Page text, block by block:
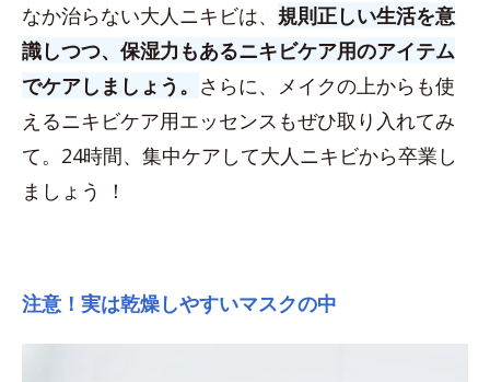
なか治らない大人ニキビは、 規則正しい生活を意
識しつつ、保湿力もあるニキビケア用のアイテム
でケアしましょう。 さらに、メイクの上からも使
えるニキビケア用エッセンスもぜひ取り入れてみ
て。24時間、集中ケアして大人ニキビから卒業し
ましょう ！
注意！実は乾燥しやすいマスクの中